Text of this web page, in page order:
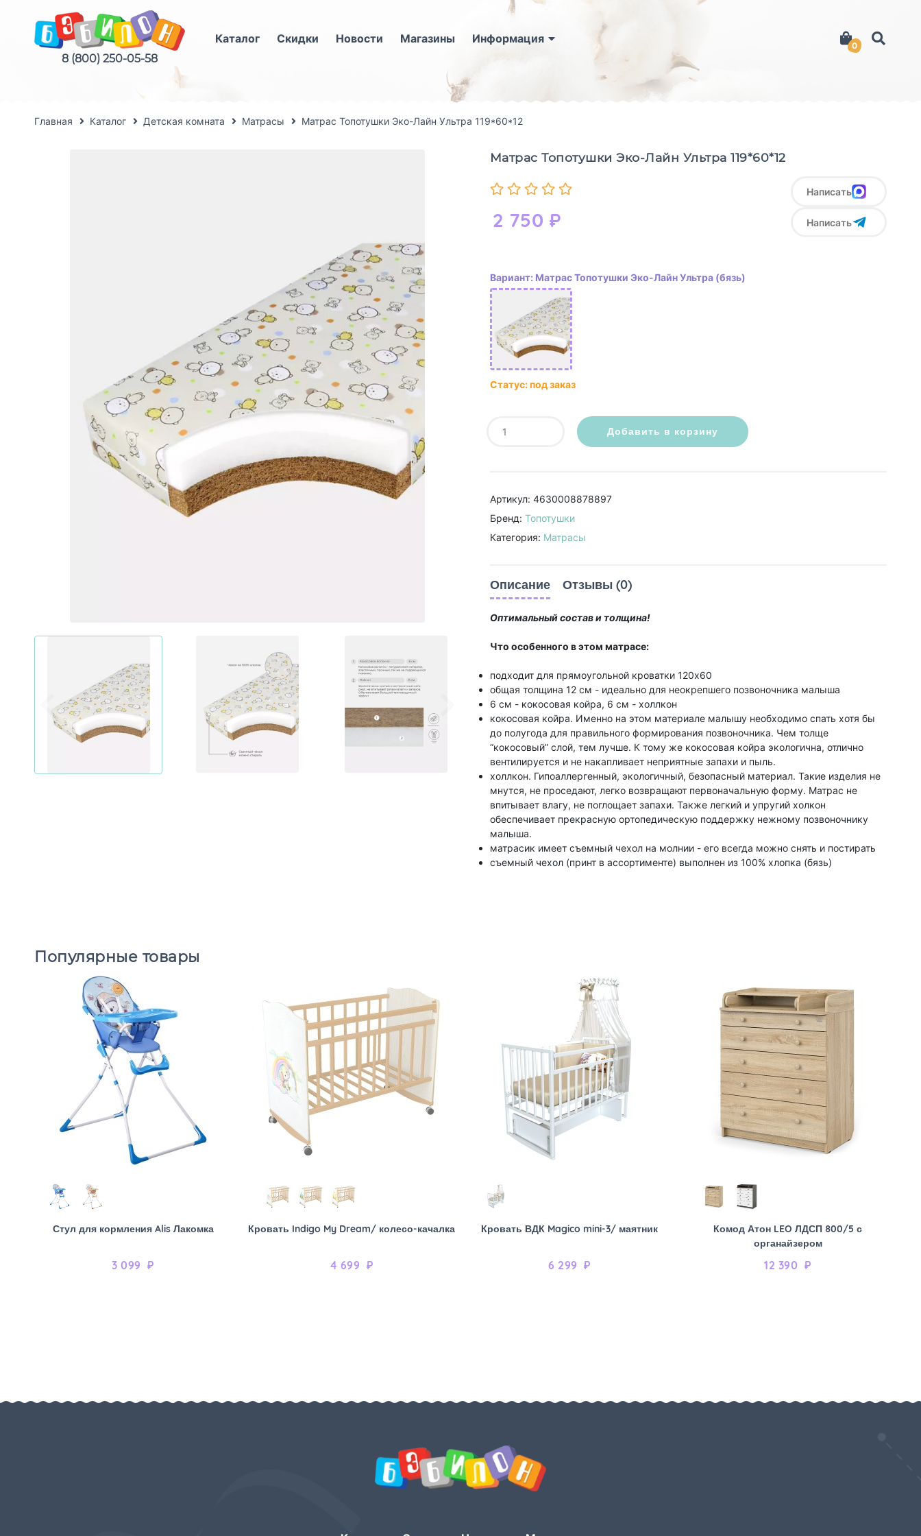
8 (800) 250-05-58
Каталог Скидки Новости Магазины Информация
0
Главная Каталог Детская комната Матрасы Матрас Топотушки Эко-Лайн Ультра 119*60*12
Матрас Топотушки Эко-Лайн Ультра 119*60*12
2 750 ₽
Написать
Написать
Вариант: Матрас Топотушки Эко-Лайн Ультра (бязь)
Статус: под заказ
Добавить в корзину
Артикул: 4630008878897
Бренд: Топотушки
Категория: Матрасы
Описание Отзывы (0)
Оптимальный состав и толщина!
Что особенного в этом матрасе:
подходит для прямоугольной кроватки 120х60
общая толщина 12 см - идеально для неокрепшего позвоночника малыша
6 см - кокосовая койра, 6 см - холлкон
кокосовая койра. Именно на этом материале малышу необходимо спать хотя бы
до полугода для правильного формирования позвоночника. Чем толще
“кокосовый” слой, тем лучше. К тому же кокосовая койра экологична, отлично
вентилируется и не накапливает неприятные запахи и пыль.
холлкон. Гипоаллергенный, экологичный, безопасный материал. Такие изделия не
мнутся, не проседают, легко возвращают первоначальную форму. Матрас не
впитывает влагу, не поглощает запахи. Также легкий и упругий холкон
обеспечивает прекрасную ортопедическую поддержку нежному позвоночнику
малыша.
матрасик имеет съемный чехол на молнии - его всегда можно снять и постирать
съемный чехол (принт в ассортименте) выполнен из 100% хлопка (бязь)
Популярные товары
Стул для кормления Alis Лакомка
3 099 ₽
Кровать Indigo My Dream/ колесо-качалка
4 699 ₽
Кровать ВДК Magico mini-3/ маятник
6 299 ₽
Комод Атон LEO ЛДСП 800/5 с
органайзером
12 390 ₽